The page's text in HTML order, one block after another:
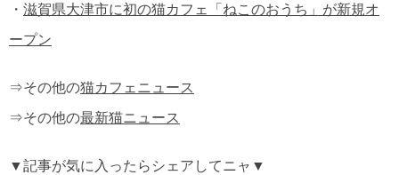
・ 滋賀県大津市に初の猫カフェ「ねこのおうち」が新規オ
ープン
⇒その他の猫カフェニュース
⇒その他の最新猫ニュース
▼記事が気に入ったらシェアしてニャ▼